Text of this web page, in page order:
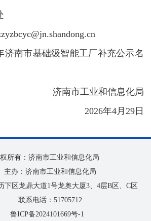
济南市基础级智能工厂补充公示名
济南市工业和信息化局
2026年4月29日
所有：济南市工业和信息化局
主办：济南市工业和信息化局
下区龙鼎大道1号龙奥大厦3、4层B区、C区
联系电话：51705712
鲁ICP备2024101669号-1